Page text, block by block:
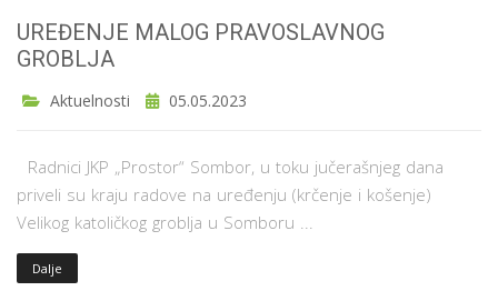
UREĐENJE MALOG PRAVOSLAVNOG
GROBLJA
Aktuelnosti 05.05.2023
Radnici JKP „Prostor“ Sombor, u toku jučerašnjeg dana
priveli su kraju radove na uređenju (krčenje i košenje)
Velikog katoličkog groblja u Somboru ...
Dalje